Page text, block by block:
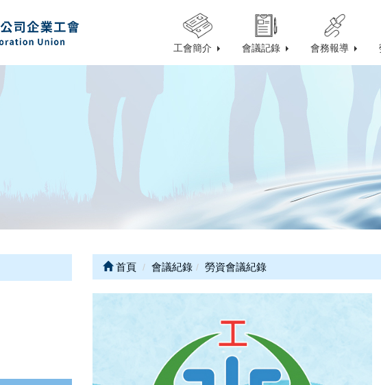
工會簡介 會議記錄 會務報導
首頁 會議紀錄 勞資會議紀錄